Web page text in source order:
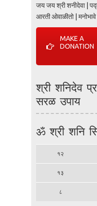
जय जय श्री शनीदेवा |
आरती ओवाळीतो |
MAKE A
DONATION
श्री शनिदेव
सरळ उपाय
ॐ श्री शनि
१२
१३
८